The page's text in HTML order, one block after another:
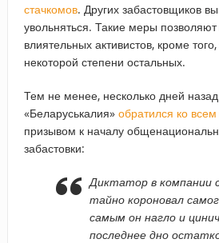
стачкомов. Других забастовщиков
увольняться. Такие меры позволяют
влиятельных активистов, кроме
некоторой степени остальных.
Тем не менее, несколько дней
«Беларуськалия» обратился ко
призывом к началу
забастовки:
Диктатор в компании
тайно короновал
самым он нагло и
последнее дно